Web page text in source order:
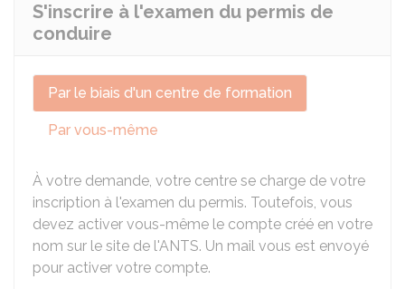
S'inscrire à l'examen du permis de
conduire
Par le biais d'un centre de formation
Par vous-même
À votre demande, votre centre se charge de votre
inscription à l'examen du permis. Toutefois, vous
devez activer vous-même le compte créé en votre
nom sur le site de l'ANTS. Un mail vous est envoyé
pour activer votre compte.